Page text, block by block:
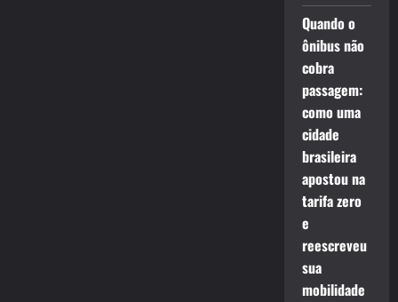
Quando o
ônibus não
cobra
passagem:
como uma
cidade
brasileira
apostou na
tarifa zero
e
reescreveu
sua
mobilidade